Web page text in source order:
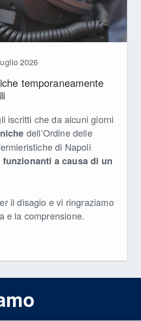
2026
temporaneamente
iscritti che da alcuni giorni
dell’Ordine delle
di Napoli
a causa di un
il disagio e vi ringraziamo
e la comprensione.